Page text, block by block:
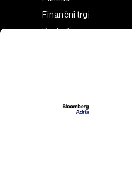
Finančni trgi
Razkošje
Adria Insight